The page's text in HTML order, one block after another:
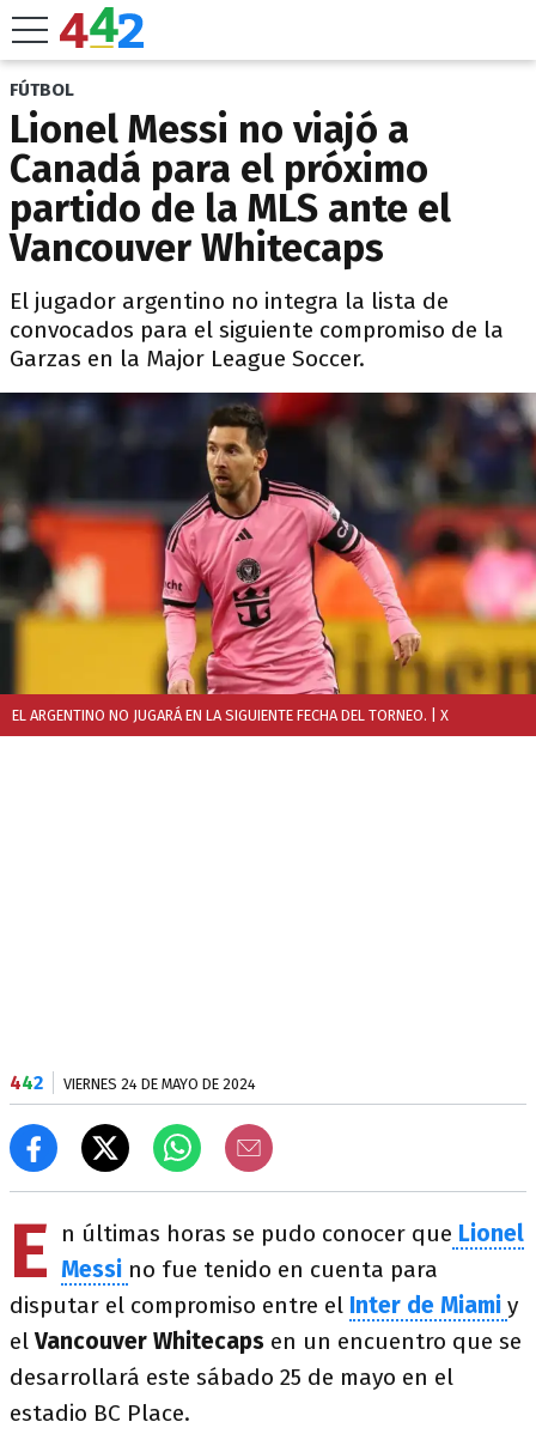
FÚTBOL
Lionel Messi no viajó a
Canadá para el próximo
partido de la MLS ante el
Vancouver Whitecaps
El jugador argentino no integra la lista de
convocados para el siguiente compromiso de la
Garzas en la Major League Soccer.
EL ARGENTINO NO JUGARÁ EN LA SIGUIENTE FECHA DEL TORNEO. | X
442 VIERNES 24 DE MAYO DE 2024
E n últimas horas se pudo conocer que Lionel
Messi no fue tenido en cuenta para
disputar el compromiso entre el Inter de Miami y
elVancouver Whitecaps en un encuentro que se
desarrollará este sábado 25 de mayo en el
estadio BC Place.